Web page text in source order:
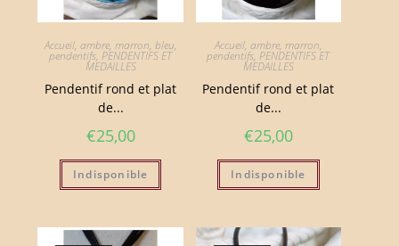
Accueil, ambre, marron, bleu,
pendentifs,PENDENTIFS ET
MEDAILLES
Pendentif rond et plat
de...
€25,00
Indisponible
Accueil, ambre, marron,
pendentifs,PENDENTIFS ET
MEDAILLES
Pendentif rond et plat
de...
€25,00
Indisponible